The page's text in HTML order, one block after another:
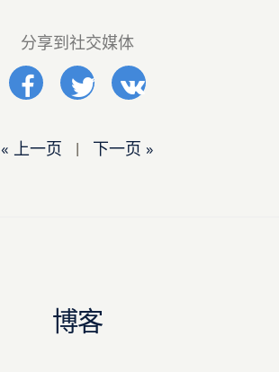
分享到社交媒体
« 上一页 | 下一页 »
博客